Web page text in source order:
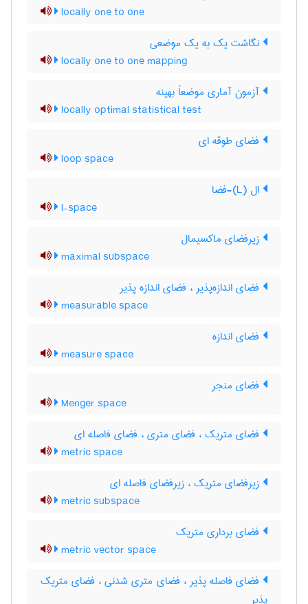
locally one to one
نگاشت یک به یک موضعی
locally one to one mapping
آزمون آماری موضعاً بهینه
locally optimal statistical test
فضای طوقه ای
loop space
ال (L)-فضا
l-space
زیرفضای ماکسیمال
maximal subspace
فضای اندازه‌پذیر ، فضای اندازه پذیر
measurable space
فضای اندازه
measure space
فضای منجر
Menger space
فضای متریک ، فضای متری ، فضای فاصله ای
metric space
زیرفضای متریک ، زیرفضای فاصله ای
metric subspace
فضای برداری متریک
metric vector space
فضای فاصله پذیر ، فضای متری شدنی ، فضای متریک
پذیر